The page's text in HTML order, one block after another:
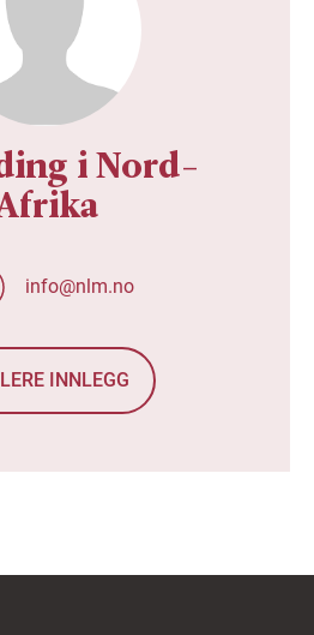
i Nord-
info@nlm.no
INNLEGG